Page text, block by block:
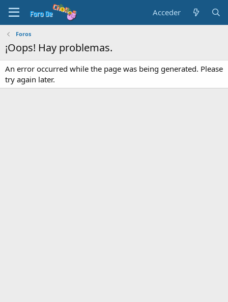
Acceder
Foros
¡Oops! Hay problemas.
An error occurred while the page was being generated. Please
try again later.